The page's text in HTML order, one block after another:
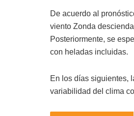
De acuerdo al
viento Zonda
Posteriormente, se
con heladas incluidas.
En los días siguientes,
variabilidad del clima